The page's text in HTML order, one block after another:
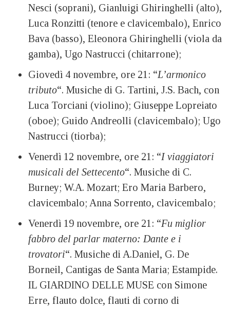
Nesci (soprani), Gianluigi Ghiringhelli (alto),
Luca Ronzitti (tenore e clavicembalo), Enrico
Bava (basso), Eleonora Ghiringhelli (viola da
gamba), Ugo Nastrucci (chitarrone);
Giovedì 4 novembre, ore 21: “L’armonico
tributo“. Musiche di G. Tartini, J.S. Bach, con
Luca Torciani (violino); Giuseppe Lopreiato
(oboe); Guido Andreolli (clavicembalo); Ugo
Nastrucci (tiorba);
Venerdì 12 novembre, ore 21: “I viaggiatori
musicali del Settecento“. Musiche di C.
Burney; W.A. Mozart; Ero Maria Barbero,
clavicembalo; Anna Sorrento, clavicembalo;
Venerdì 19 novembre, ore 21: “Fu miglior
fabbro del parlar materno: Dante e i
trovatori“. Musiche di A.Daniel, G. De
Borneil, Cantigas de Santa Maria; Estampide.
IL GIARDINO DELLE MUSE con Simone
Erre, flauto dolce, flauti di corno di